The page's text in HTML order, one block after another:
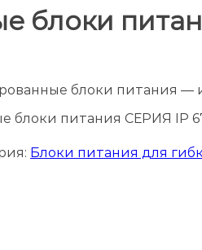
блоки
блоки питания —
блоки питания СЕРИЯ IP
Блоки питания для